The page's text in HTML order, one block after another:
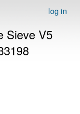
log in
Sieve V5